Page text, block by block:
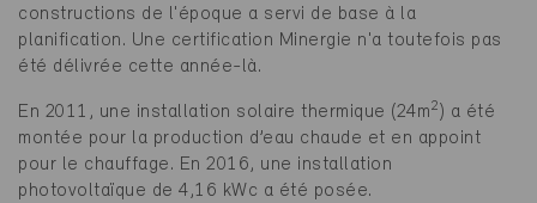
constructions de l'époque a servi de base à la
planification. Une certification Minergie n'a toutefois pas
été délivrée cette année-là.
En 2011, une installation solaire thermique (24m2 ) a été
montée pour la production d’eau chaude et en appoint
pour le chauffage. En 2016, une installation
photovoltaïque de 4,16 kWc a été posée.